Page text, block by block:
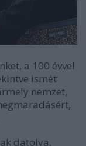
a 100 évvel
ismét
nemzet,
datolya,